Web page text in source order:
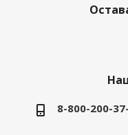
8-800-200-